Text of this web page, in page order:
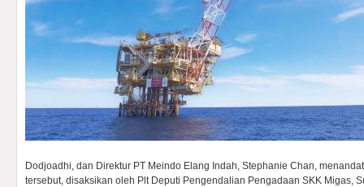
Dodjoadhi, dan Direktur PT Meindo Elang Indah, Stephanie Chan,
tersebut, disaksikan oleh Plt Deputi Pengendalian Pengadaan SKK Migas,